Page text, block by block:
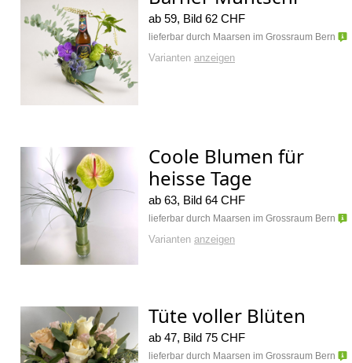
ab 59, Bild 62 CHF
lieferbar durch Maarsen im Grossraum Bern
Varianten anzeigen
Coole Blumen für
heisse Tage
ab 63, Bild 64 CHF
lieferbar durch Maarsen im Grossraum Bern
Varianten anzeigen
Tüte voller Blüten
ab 47, Bild 75 CHF
lieferbar durch Maarsen im Grossraum Bern